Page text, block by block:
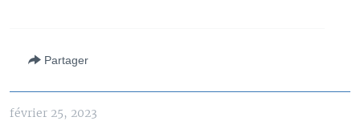
Partager
février 25, 2023